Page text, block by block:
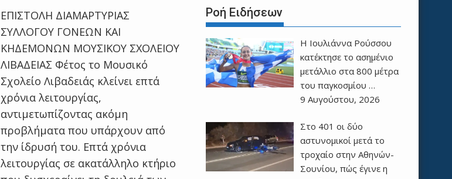
ΕΠΙΣΤΟΛΗ ΔΙΑΜΑΡΤΥΡΙΑΣ
ΣΥΛΛΟΓΟΥ ΓΟΝΕΩΝ ΚΑΙ
ΚΗΔΕΜΟΝΩΝ ΜΟΥΣΙΚΟΥ ΣΧΟΛΕΙΟΥ
ΛΙΒΑΔΕΙΑΣ Φέτος το Μουσικό
Σχολείο Λιβαδειάς κλείνει επτά
χρόνια λειτουργίας,
αντιμετωπίζοντας ακόμη
προβλήματα που υπάρχουν από
την ίδρυσή του. Επτά χρόνια
λειτουργίας σε ακατάλληλο κτήριο
Ροή Ειδήσεων
Η Ιουλιάννα Ρούσσου
κατέκτησε το ασημένιο
μετάλλιο στα 800 μέτρα
του παγκοσμίου …
9 Αυγούστου, 2026
Στο 401 οι δύο
αστυνομικοί μετά το
τροχαίο στην Αθηνών-
Σουνίου, πώς έγινε η